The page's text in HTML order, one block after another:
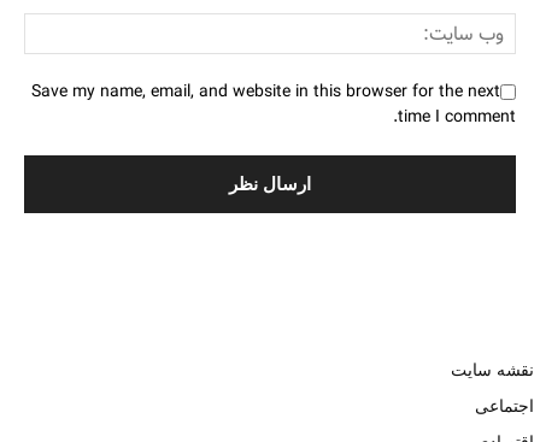
Save my name, email, and website in this browser for the next
time I comment.
نقشه سایت
اجتماعی